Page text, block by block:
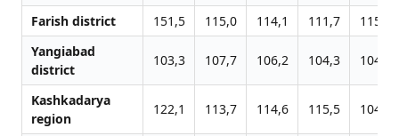
Farish district 151,5 115,0 114,1 111,7
115,8
Yangiabad
district
103,3 107,7 106,2 104,3 104,2
Kashkadarya
region
122,1 113,7 114,6 115,5 104,2